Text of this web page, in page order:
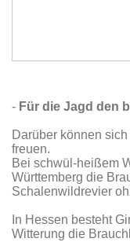
- Für die Jagd den
Darüber können
freuen.
Bei schwül-heißem
Württemberg die
Schalenwildrevier
In Hessen besteht
Witterung die